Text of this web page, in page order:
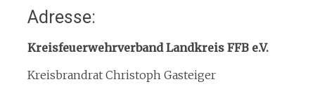
Organisation
Kreisfeuerwehrverband
Adresse:
Kreisfeuerwehrverband Landkreis FFB e.V.
Kreisbrandrat Christoph Gasteiger